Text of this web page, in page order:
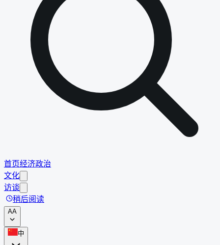
首页经济政治
文化
访谈
稍后阅读
AA
中